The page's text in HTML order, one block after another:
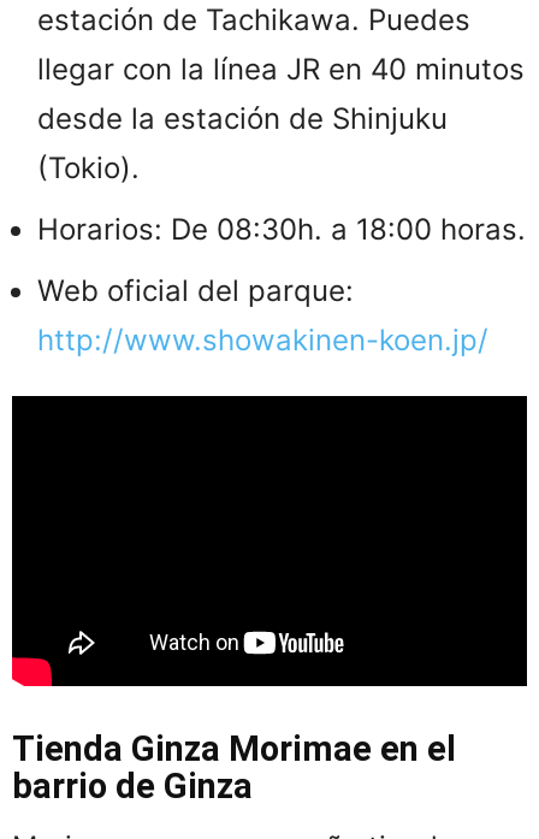
estación de Tachikawa. Puedes
llegar con la línea JR en 40 minutos
desde la estación de Shinjuku
(Tokio).
Horarios: De 08:30h. a 18:00 horas.
Web oficial del parque:
http://www.showakinen-koen.jp/
Tienda Ginza Morimae en el
barrio de Ginza